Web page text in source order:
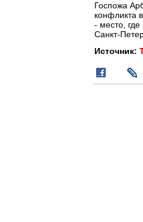
Госпожа
конфликта
- место, где
Санкт-
Источник: